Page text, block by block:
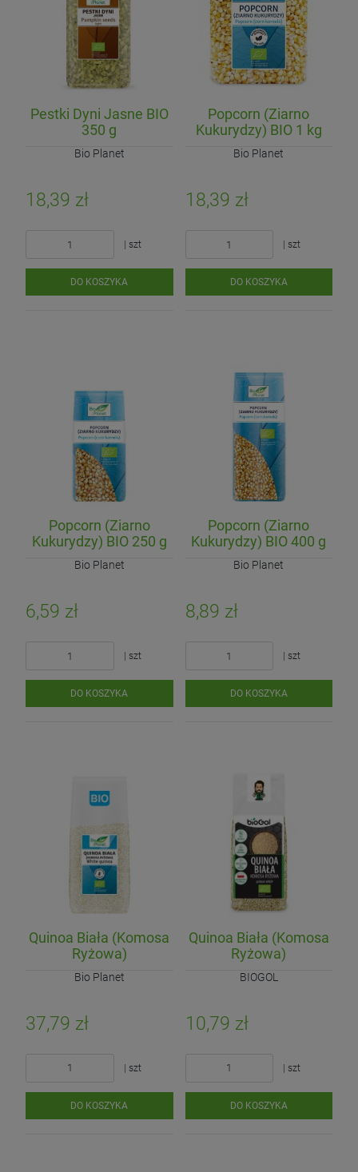
Pestki Dyni Jasne BIO
350 g
Bio Planet
18,39 zł
| szt
DO KOSZYKA
Popcorn (Ziarno
Kukurydzy) BIO 1 kg
Bio Planet
18,39 zł
| szt
DO KOSZYKA
Popcorn (Ziarno
Kukurydzy) BIO 250 g
Bio Planet
6,59 zł
| szt
DO KOSZYKA
Popcorn (Ziarno
Kukurydzy) BIO 400 g
Bio Planet
8,89 zł
| szt
DO KOSZYKA
Quinoa Biała (Komosa
Ryżowa)
Bezglutenowa BIO 1 kg
Bio Planet
37,79 zł
| szt
DO KOSZYKA
Quinoa Biała (Komosa
Ryżowa)
Bezglutenowa BIO 250
g
BIOGOL
10,79 zł
| szt
DO KOSZYKA